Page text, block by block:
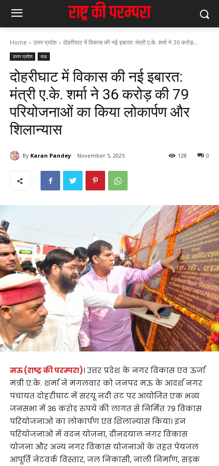
Home उत्तर प्रदेश दोहरीघाट में विकास की नई इबारत: मंत्री ए.के. शर्मा ने 36 करोड़...
उत्तर प्रदेश मऊ
दोहरीघाट में विकास की नई इबारत:
मंत्री ए.के. शर्मा ने 36 करोड़ की 79
परियोजनाओं का किया लोकार्पण और
शिलान्यास
By Karan Pandey November 5, 2025 0
128
मऊ (राष्ट्र की परम्परा)। उत्तर प्रदेश के नगर विकास एवं ऊर्जा
मंत्री ए.के. शर्मा ने मंगलवार को जनपद मऊ के आदर्श नगर
पंचायत दोहरीघाट में सरयू नदी तट पर आयोजित एक भव्य
जनसभा में 36 करोड़ रुपये की लागत से निर्मित 79 विकास
परियोजनाओं का लोकार्पण एवं शिलान्यास किया। इन
परियोजनाओं में वंदन योजना, दीनदयाल नगर विकास
योजना और अन्य नगर विकास योजनाओं के तहत पेयजल
आपूर्ति नेटवर्क विस्तार, जल निकासी, नाली निर्माण, सड़क